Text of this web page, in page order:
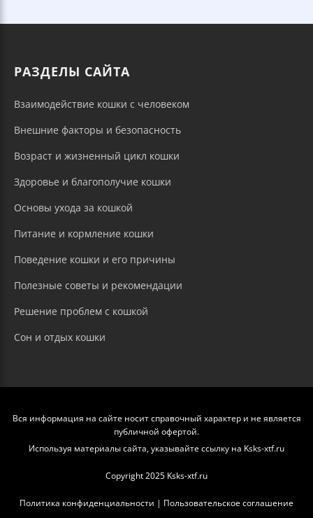
РАЗДЕЛЫ САЙТА
Взаимодействие кошки с человеком
Внешние факторы и безопасность
Возраст и жизненный цикл кошки
Здоровье и благополучие кошки
Основы ухода за кошкой
Питание и кормление кошки
Поведение кошки и его причины
Полезные советы и рекомендации
Решение проблем с кошкой
Сон и отдых кошки
Вся информация на сайте носит справочный характер и не является
публичной офертой.
Используя материалы сайта, указывайте ссылку на Ksks-xtf.ru
Copyright 2025 Ksks-xtf.ru
Политика конфиденциальности | Пользовательское соглашение